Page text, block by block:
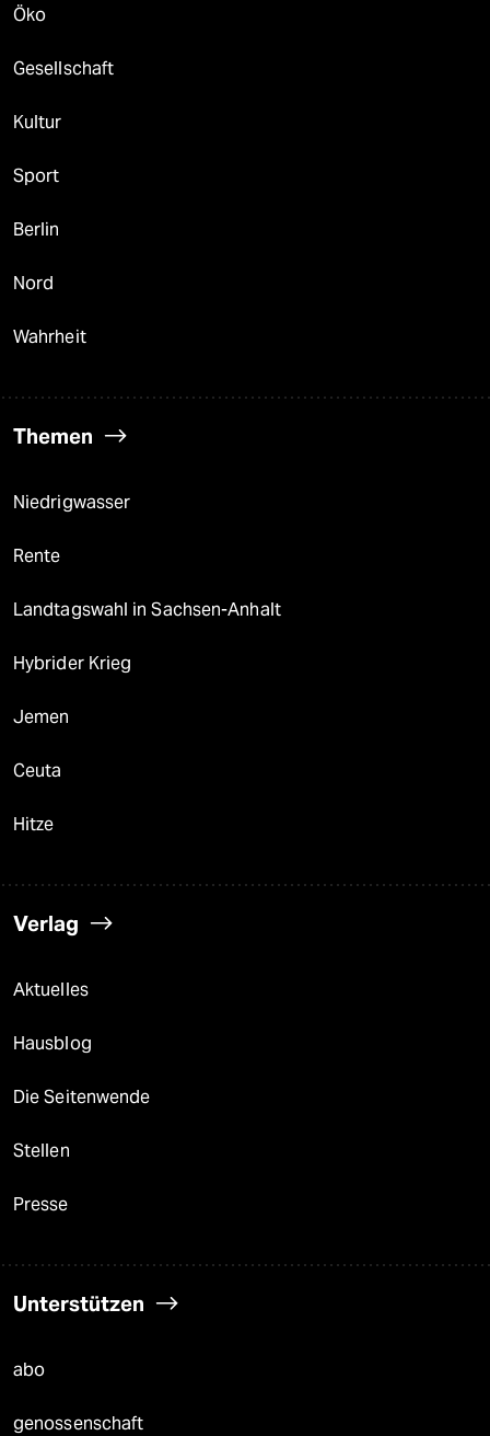
Öko
Gesellschaft
Kultur
Sport
Berlin
Nord
Wahrheit
Themen
Niedrigwasser
Rente
Landtagswahl in Sachsen-Anhalt
Hybrider Krieg
Jemen
Ceuta
Hitze
Verlag
Aktuelles
Hausblog
Die Seitenwende
Stellen
Presse
Unterstützen
abo
genossenschaft